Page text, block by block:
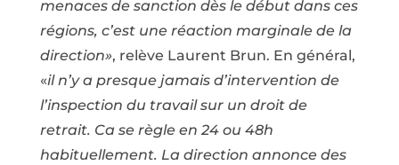
menaces de sanction dès le début dans ces
régions, c’est une réaction marginale de la
direction», relève Laurent Brun. En général,
«il n’y a presque jamais d’intervention de
l’inspection du travail sur un droit de
retrait. Ca se règle en 24 ou 48h
habituellement. La direction annonce des